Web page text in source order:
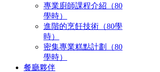
專業廚師課程介紹（80
學時）
進階的烹飪技術（80學
時）
密集專業糕點計劃（80
學時）
餐廳夥伴